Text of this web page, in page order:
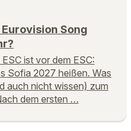
Song
ist vor dem ESC:
Sofia 2027 heißen. Was
auch nicht wissen) zum
dem ersten …